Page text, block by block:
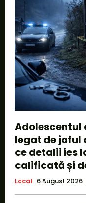
Adolescentul
legat de jaful
ce detalii ies
calificată și
Local 6 August 2026